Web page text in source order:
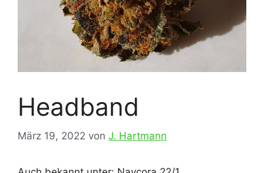
Headband
März 19, 2022 von J. Hartmann